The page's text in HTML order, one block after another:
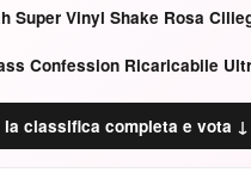
Super Vinyl Shake Rosa
la classifica completa e vota ↓